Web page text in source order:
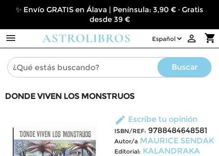
✨ Envío GRATIS en Álava | Península: 3,90 € · Gratis
desde 39 €
 shopping_cart

Buscar
DONDE VIVEN LOS MONSTRUOS
edit Escribe tu opinión
ISBN/REF: 9788484648581
Autor/a MAURICE SENDAK
Editorial: KALANDRAKA